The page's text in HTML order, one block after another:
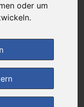
oder um
€ 4